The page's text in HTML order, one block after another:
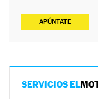
APÚNTATE
SERVICIOS EL